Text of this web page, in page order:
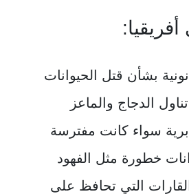
بشأن قتل الحيوانات
الدجاج والماعز
برية سواء كانت مفترسة
خطورة مثل الفهود
التي تحافظ على